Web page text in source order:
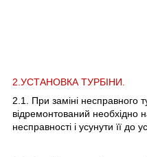
2.УСТАНОВКА ТУРБІНИ.
2.1. При заміні несправного
відремонтований необхідно
несправності і усунути її до